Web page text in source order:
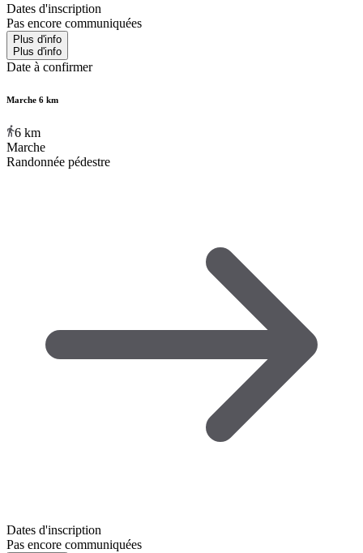
Dates d'inscription
Pas encore communiquées
Plus d'info
Plus d'info
Date à confirmer
Marche 6 km
6 km
Marche
Randonnée pédestre
Dates d'inscription
Pas encore communiquées